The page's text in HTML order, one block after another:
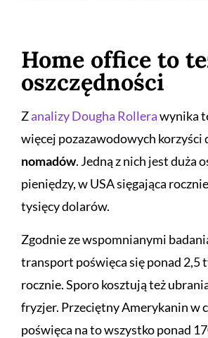
Home office to
oszczędności
Zanalizy Dougha Rollerawynika
więcej pozazawodowych korzyści
nomadów. Jedną z nich jest duża
pieniędzy, w USA sięgająca
tysięcy dolarów.
Zgodnie ze wspomnianymi
transport poświęca się ponad 2,5
rocznie. Sporo kosztują też
fryzjer. Przeciętny Amerykanin w
poświęca na to wszystko ponad